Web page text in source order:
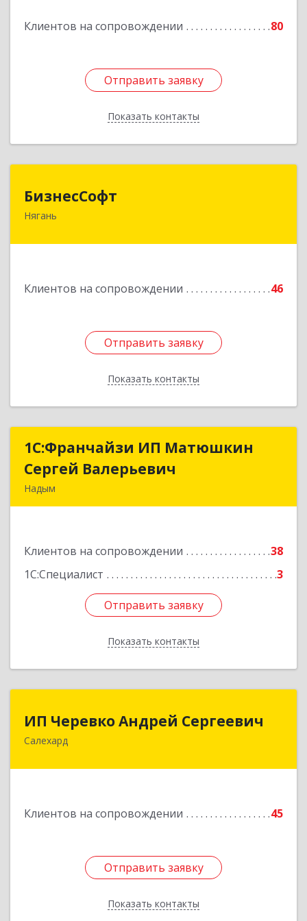
Клиентов на сопровождении 80
Отправить заявку
Показать контакты
Отправить заявку
Назад
БизнесСофт
Нягань
Клиентов на сопровождении 46
Отправить заявку
Показать контакты
628181, Ханты-Мансийский Автономный округ
Отправить заявку
Назад
1С:Франчайзи ИП Матюшкин
Сергей Валерьевич
Надым
Клиентов на сопровождении
38
1С:Специалист
3
Отправить заявку
Показать контакты
1С:Франчайзи ИП Матюшкин
Сергей Валерьевич
Подробнее
Отправить заявку
Назад
ИП Черевко Андрей Сергеевич
Салехард
Клиентов на сопровождении 45
Отправить заявку
Показать контакты
ИП Черевко Андрей Сергеевич
629003, Ямало-Ненецкий АО, Салехард г,
Отправить заявку
Назад